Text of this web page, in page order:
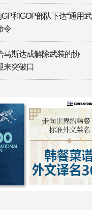
和GOP部队下达“通用武
令
马斯达成解除武装的协
来突破口